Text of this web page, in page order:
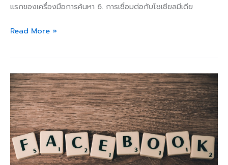
แรกของเครื่องมือการค้นหา 6. การเชื่อมต่อกับโซเชียลมีเดีย
Read More »
วิธี
เลือก
และ
ใช้
CMS
ที่
เหมาะ